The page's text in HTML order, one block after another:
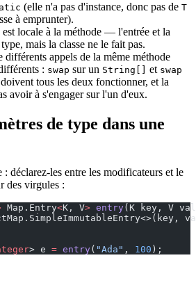
(elle n'a pas d'instance, donc pas de T
à emprunter).
locale à la méthode — l'entrée et la
mais la classe ne le fait pas.
différents appels de la même méthode
: swap sur un String[] et swap
doivent tous les deux fonctionner, et la
avoir à s'engager sur l'un d'eux.
de type dans une
déclarez-les entre les modificateurs et le
des virgules :
Map.Entry<K, V> entry(K key, V
> e = entry( "Ada" , 100 );